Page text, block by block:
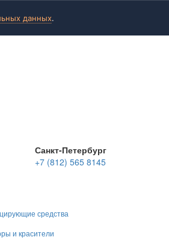
данных.
Санкт-Петербург
+7 (812) 565 8145
средства
и красители